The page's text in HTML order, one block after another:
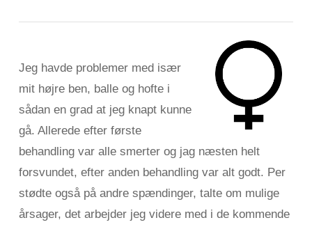
Jeg havde problemer med især
mit højre ben, balle og hofte i
sådan en grad at jeg knapt kunne
gå. Allerede efter første
behandling var alle smerter og jag næsten helt
forsvundet, efter anden behandling var alt godt. Per
stødte også på andre spændinger, talte om mulige
årsager, det arbejder jeg videre med i de kommende